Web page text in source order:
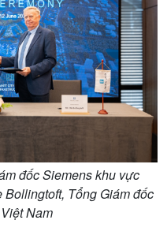
Ảnh
Video
Infographic
đốc Siemens khu vực
Tổng Giám đốc
Nam